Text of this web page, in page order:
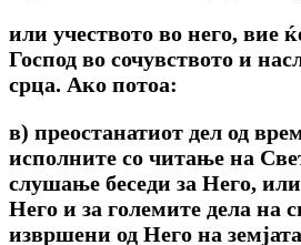
или учеството во него, вие
Господ во сочувството и
срца. Ако потоа:
в) преостанатиот дел од
исполните со читање на
слушање беседи за Него,
Него и за големите дела на
извршени од Него на